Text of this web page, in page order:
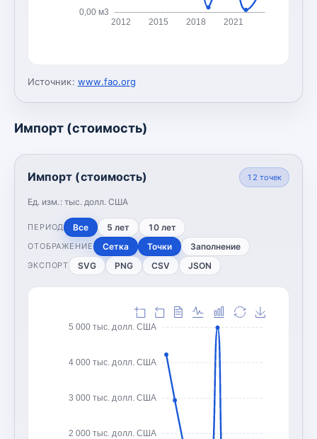
0,00 м3
2012 2015 2018 2021
Источник: www.fao.org
Импорт (стоимость)
Импорт (стоимость)
Ед. изм.: тыс. долл. США
12 точек
ПЕРИОД Все 5 лет 10 лет
ОТОБРАЖЕНИЕ Сетка Точки Заполнение
ЭКСПОРТ SVG PNG CSV JSON
2 000 тыс. долл. США
3 000 тыс. долл. США
4 000 тыс. долл. США
5 000 тыс. долл. США